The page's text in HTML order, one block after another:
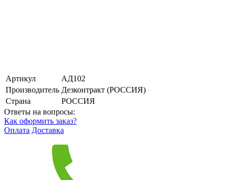
Артикул
АД102
Производитель Дезконтракт (РОССИЯ)
Страна
РОССИЯ
Ответы на вопросы:
Как оформить заказ?
Оплата Доставка